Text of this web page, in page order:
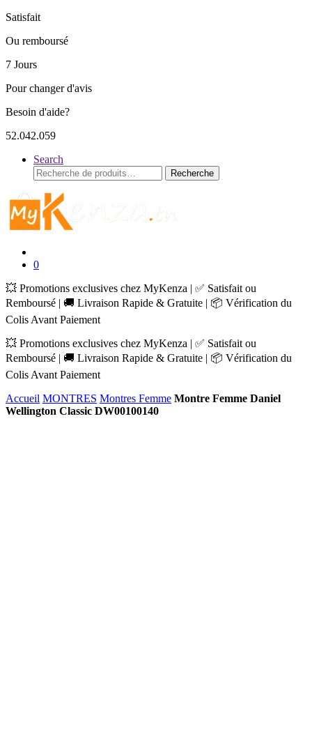
Satisfait
Ou remboursé
7 Jours
Pour changer d'avis
Besoin d'aide?
52.042.059
Search
Recherche
pour :
Recherche
0
💥 Promotions exclusives chez MyKenza | ✅ Satisfait ou
Remboursé | 🚚 Livraison Rapide & Gratuite | 📦 Vérification du
Colis Avant Paiement
💥 Promotions exclusives chez MyKenza | ✅ Satisfait ou
Remboursé | 🚚 Livraison Rapide & Gratuite | 📦 Vérification du
Colis Avant Paiement
Accueil MONTRES Montres Femme Montre Femme Daniel
Wellington Classic DW00100140